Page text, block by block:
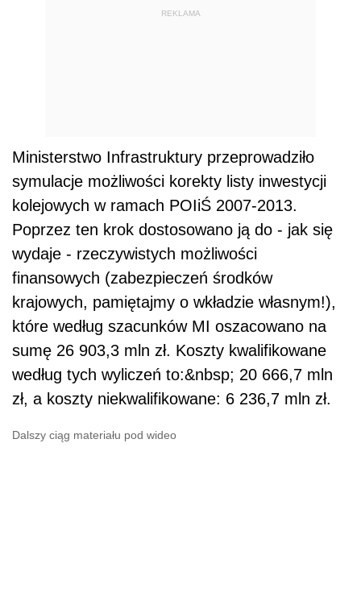
REKLAMA
Ministerstwo Infrastruktury przeprowadziło
symulacje możliwości korekty listy inwestycji
kolejowych w ramach POIiŚ 2007-2013.
Poprzez ten krok dostosowano ją do - jak się
wydaje - rzeczywistych możliwości
finansowych (zabezpieczeń środków
krajowych, pamiętajmy o wkładzie własnym!),
które według szacunków MI oszacowano na
sumę 26 903,3 mln zł. Koszty kwalifikowane
według tych wyliczeń to:&nbsp; 20 666,7 mln
zł, a koszty niekwalifikowane: 6 236,7 mln zł.
Dalszy ciąg materiału pod wideo